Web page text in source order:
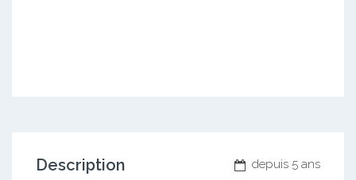
depuis 5 ans
Description